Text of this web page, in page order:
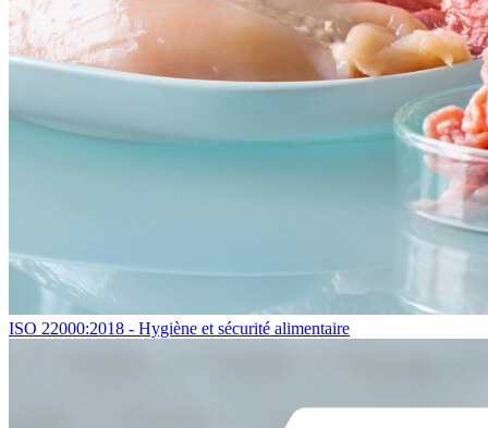
ISO 22000:2018 - Hygiène et sécurité alimentaire